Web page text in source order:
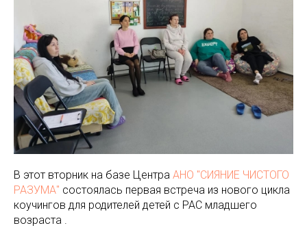
В этот вторник на базе Центра АНО "СИЯНИЕ ЧИСТОГО
РАЗУМА" состоялась первая встреча из нового цикла
коучингов для родителей детей с РАС младшего
возраста .